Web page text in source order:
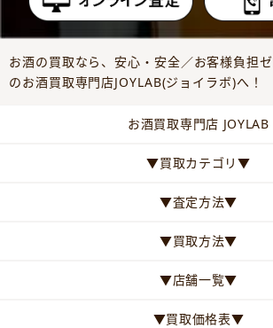
お酒の買取なら、安心・安全／お客様負担
のお酒買取専門店JOYLAB(ジョイラボ)へ！
お酒買取専門店 JOYLAB
▼買取カテゴリ▼
▼査定方法▼
▼買取方法▼
▼店舗一覧▼
▼買取価格表▼